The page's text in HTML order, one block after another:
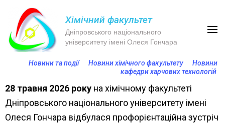
Хімічний факультет
Дніпровського національного
університету імені Олеся Гончара
Новини та події Новини хімічного факультету
Новини
кафедри харчових технологій
28 травня 2026 року на хімічному факультеті
Дніпровського національного університету імені
Олеся Гончара відбулася профорієнтаційна зустріч